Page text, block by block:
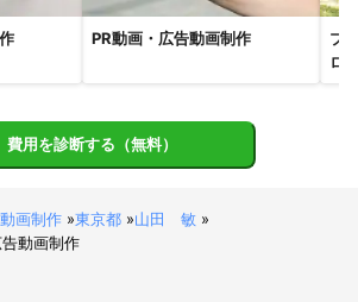
山市 杉戸町 桶川市
入間市
手市 鶴ヶ島市 久喜市
坂戸市
巣市 毛呂山町 鳩山町
東松山市
生町 滑川町 行田市 羽生市
町 龍ケ崎市 古河市
PR動画・広告動画制作
プ
ロ
費用を診断する（無料）
画制作 »東京都 »山田 敏 »
動画制作